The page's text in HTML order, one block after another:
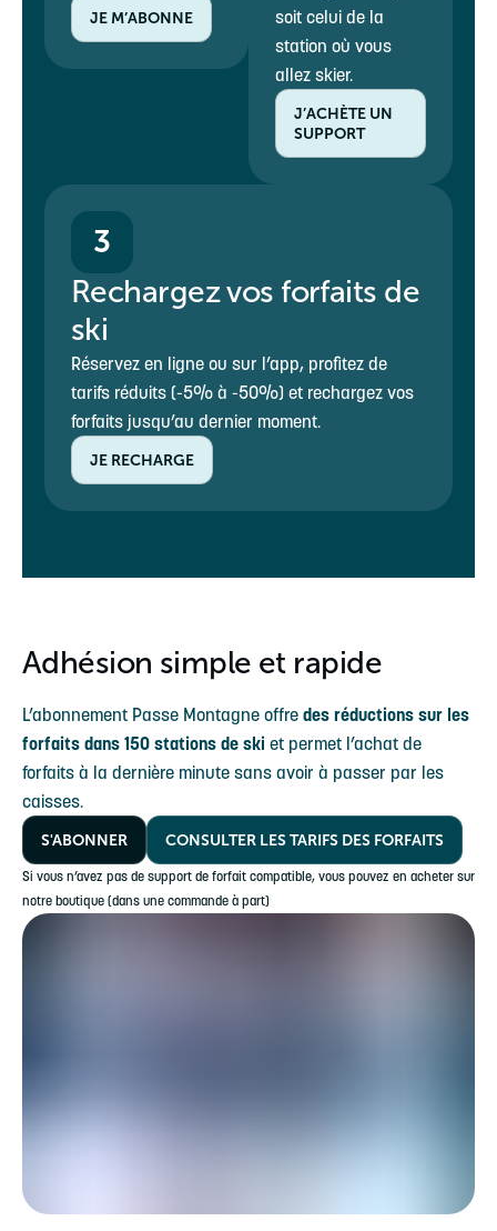
JE M’ABONNE
soit celui de la
station où vous
allez skier.
J’ACHÈTE UN
SUPPORT
3
Rechargez vos forfaits de
ski
Réservez en ligne ou sur l’app, profitez de
tarifs réduits (-5% à -50%) et rechargez vos
forfaits jusqu’au dernier moment.
JE RECHARGE
Adhésion simple et rapide
L’abonnement Passe Montagne offre des réductions sur les
forfaits dans 150 stations de ski et permet l’achat de
forfaits à la dernière minute sans avoir à passer par les
caisses.
S'ABONNER CONSULTER LES TARIFS DES FORFAITS
Si vous n’avez pas de support de forfait compatible, vous pouvez en acheter sur
notre boutique (dans une commande à part)